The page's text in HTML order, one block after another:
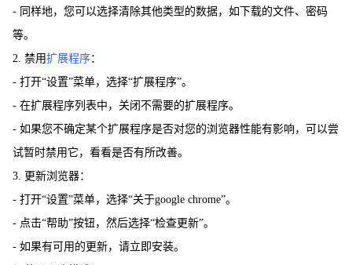
- 同样地，您可以选择清除其他类型的数据，如下载的文件、密码
等。
2. 禁用扩展程序：
- 打开“设置”菜单，选择“扩展程序”。
- 在扩展程序列表中，关闭不需要的扩展程序。
- 如果您不确定某个扩展程序是否对您的浏览器性能有影响，可以尝
试暂时禁用它，看看是否有所改善。
3. 更新浏览器：
- 打开“设置”菜单，选择“关于google chrome”。
- 点击“帮助”按钮，然后选择“检查更新”。
- 如果有可用的更新，请立即安装。